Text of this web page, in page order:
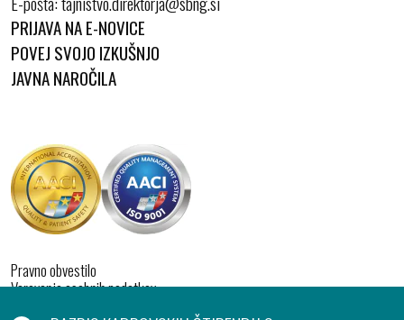
PRIJAVA NA E-NOVICE
POVEJ SVOJO IZKUŠNJO
JAVNA NAROČILA
Pravno obvestilo
Varovanje osebnih podatkov